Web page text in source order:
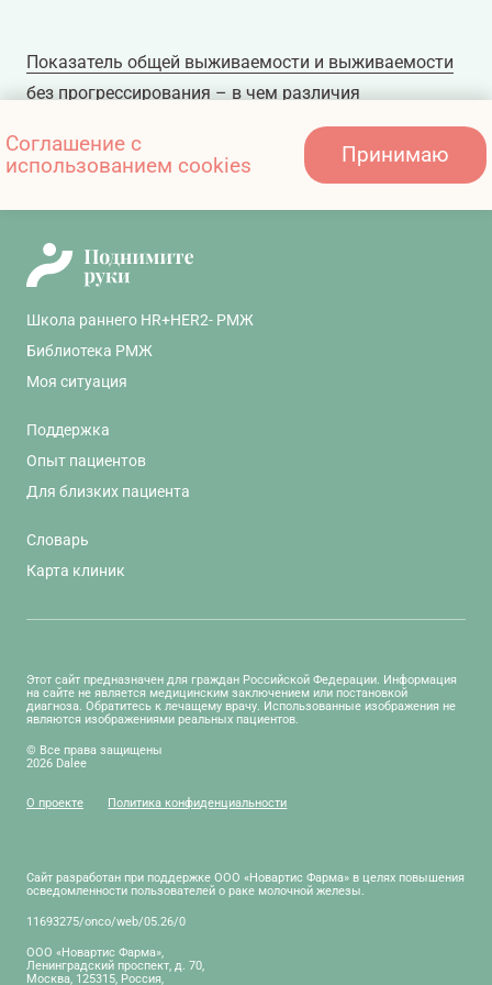
Показатель общей выживаемости и выживаемости
без прогрессирования – в чем различия
У меня метастатический РМЖ – что это значит?
Школа раннего HR+HER2- РМЖ
Библиотека РМЖ
Моя ситуация
Поддержка
Опыт пациентов
Для близких пациента
Словарь
Карта клиник
Этот сайт предназначен для граждан Российской Федерации. Информация
на сайте не является медицинским заключением или постановкой
диагноза. Обратитесь к лечащему врачу. Использованные изображения не
являются изображениями реальных пациентов.
© Все права защищены
2026 Dalee
О проекте Политика конфиденциальности
Сайт разработан при поддержке ООО «Новартис Фарма» в целях повышения
осведомленности пользователей о раке молочной железы.
11693275/onco/web/05.26/0
ООО «Новартис Фарма»,
Ленинградский проспект, д. 70,
Москва, 125315, Россия,
Соглашение с
использованием cookies
Принимаю